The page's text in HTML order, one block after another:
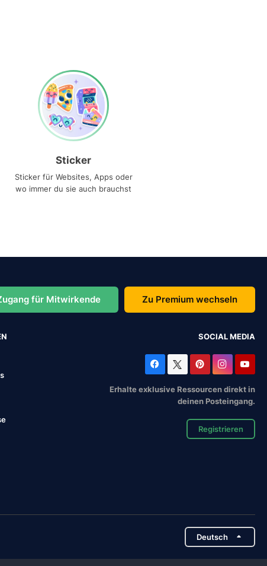
Sticker
Sticker für Websites, Apps oder
wo immer du sie auch brauchst
für Mitwirkende Zu Premium wechseln
SOCIAL MEDIA
Erhalte exklusive Ressourcen direkt in
deinen Posteingang.
Registrieren
Deutsch